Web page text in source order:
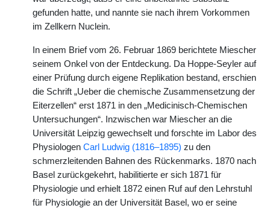
gefunden hatte, und nannte sie nach ihrem Vorkommen
im Zellkern Nuclein.
In einem Brief vom 26. Februar 1869 berichtete Miescher
seinem Onkel von der Entdeckung. Da Hoppe-Seyler auf
einer Prüfung durch eigene Replikation bestand, erschien
die Schrift „Ueber die chemische Zusammensetzung der
Eiterzellen“ erst 1871 in den „Medicinisch-Chemischen
Untersuchungen“. Inzwischen war Miescher an die
Universität Leipzig gewechselt und forschte im Labor des
Physiologen Carl Ludwig (1816–1895) zu den
schmerzleitenden Bahnen des Rückenmarks. 1870 nach
Basel zurückgekehrt, habilitierte er sich 1871 für
Physiologie und erhielt 1872 einen Ruf auf den Lehrstuhl
für Physiologie an der Universität Basel, wo er seine